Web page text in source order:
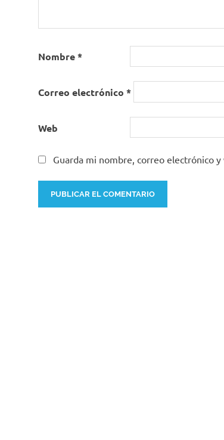
Nombre*
Correo electrónico *
Web
Guarda mi nombre, correo electrónico